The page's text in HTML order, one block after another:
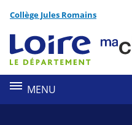
Menu de la rubrique
Contenu
Collège Jules Romains
MENU